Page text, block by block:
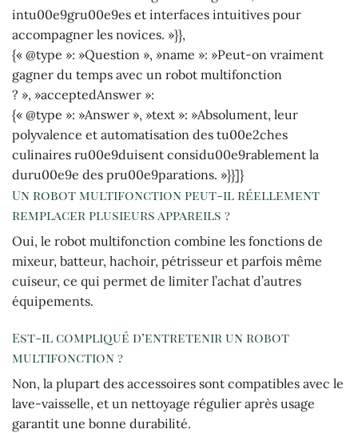
intu00e9gru00e9es et interfaces intuitives pour
accompagner les novices. »}},
{« @type »: »Question », »name »: »Peut-on vraiment
gagner du temps avec un robot multifonction
? », »acceptedAnswer »:
{« @type »: »Answer », »text »: »Absolument, leur
polyvalence et automatisation des tu00e2ches
culinaires ru00e9duisent considu00e9rablement la
duru00e9e des pru00e9parations. »}}]}
Un robot multifonction peut-il réellement
remplacer plusieurs appareils ?
Oui, le robot multifonction combine les fonctions de
mixeur, batteur, hachoir, pétrisseur et parfois même
cuiseur, ce qui permet de limiter l’achat d’autres
équipements.
Est-il compliqué d’entretenir un robot
multifonction ?
Non, la plupart des accessoires sont compatibles avec le
lave-vaisselle, et un nettoyage régulier après usage
garantit une bonne durabilité.